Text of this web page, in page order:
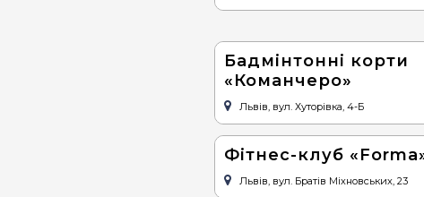
Бадмінтонні корти
«Команчеро»
Львів, вул. Хуторівка, 4-Б
Фітнес-клуб
Львів, вул. Братів Міхновських, 23